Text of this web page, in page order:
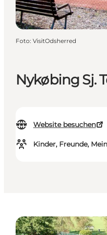
Nykøbing Sj.
Website besuchen
Kinder, Freunde,
Foto: VisitOdsherred